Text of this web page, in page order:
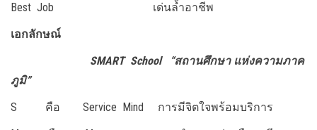
Best Job เด่นล้ำอาชีพ
เอกลักษณ์
SMART School “สถานศึกษา แห่งความภาค
ภูมิ”
S คือ Service Mind การมีจิตใจพร้อมบริการ